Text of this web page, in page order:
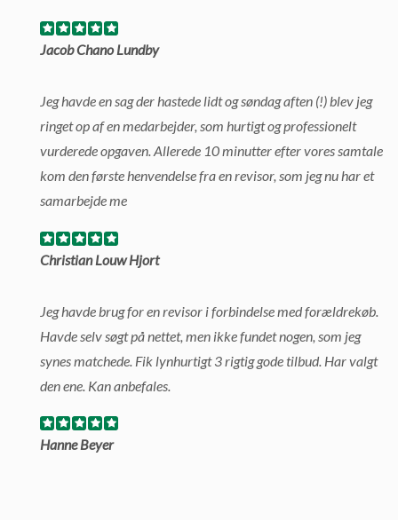
Jacob Chano Lundby
Jeg havde en sag der hastede lidt og søndag aften (!) blev jeg
ringet op af en medarbejder, som hurtigt og professionelt
vurderede opgaven. Allerede 10 minutter efter vores samtale
kom den første henvendelse fra en revisor, som jeg nu har et
samarbejde me
Christian Louw Hjort
Jeg havde brug for en revisor i forbindelse med forældrekøb.
Havde selv søgt på nettet, men ikke fundet nogen, som jeg
synes matchede. Fik lynhurtigt 3 rigtig gode tilbud. Har valgt
den ene. Kan anbefales.
Hanne Beyer